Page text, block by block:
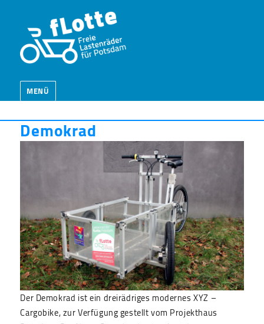
MENÜ
Demokrad
Der Demokrad ist ein dreirädriges modernes XYZ –
Cargobike, zur Verfügung gestellt vom Projekthaus